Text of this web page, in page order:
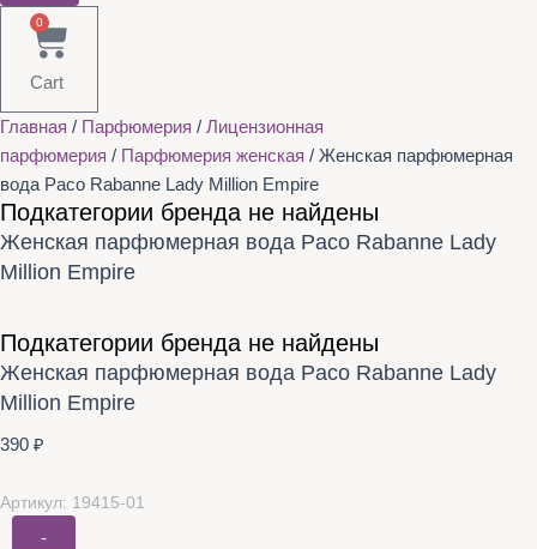
0
Cart
Главная / Парфюмерия / Лицензионная
парфюмерия / Парфюмерия женская / Женская парфюмерная
вода Paco Rabanne Lady Million Empire
Подкатегории бренда не найдены
Женская парфюмерная вода Paco Rabanne Lady
Million Empire
Подкатегории бренда не найдены
Женская парфюмерная вода Paco Rabanne Lady
Million Empire
390 ₽
Артикул: 19415-01
-